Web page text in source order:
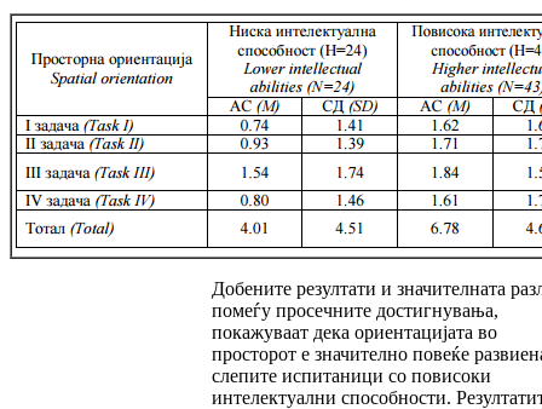
Добените резултати и значителната
по­ме­ѓу просечните достигнувања,
покажуваат де­ка ориентацијата во
просторот е значително по­ве­ќе
слепите испитаници со пови­соки
интелектуални способности.